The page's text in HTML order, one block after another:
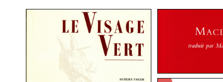
LE VISAGE